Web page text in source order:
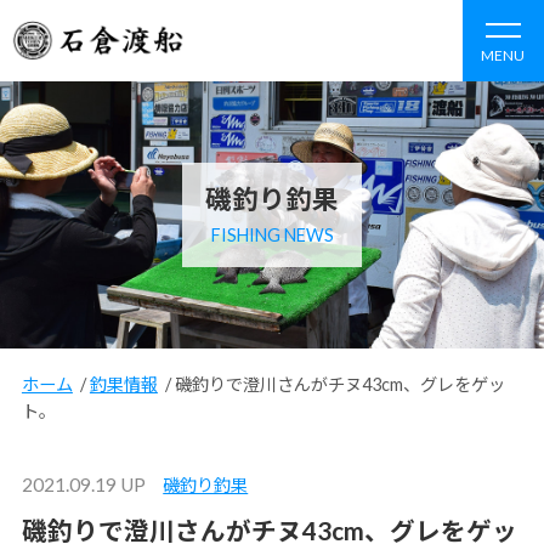
MENU
磯釣り釣果
FISHING NEWS
ホーム /釣果情報 /磯釣りで澄川さんがチヌ43cm、グレをゲッ
ト。
2021.09.19 UP 磯釣り釣果
磯釣りで澄川さんがチヌ43cm、グレをゲッ